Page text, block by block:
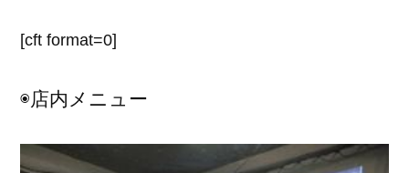
[cft format=0]
◉店内メニュー